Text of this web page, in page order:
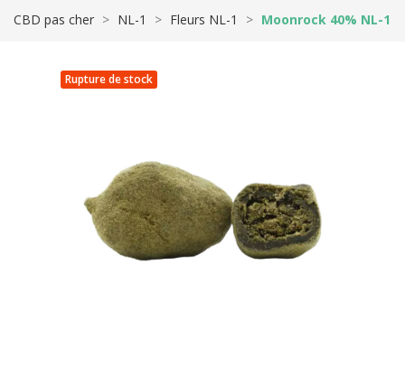
CBD pas cher NL-1 Fleurs NL-1 Moonrock 40% NL-1
Rupture de stock